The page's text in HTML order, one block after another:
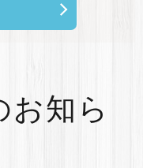
お知ら